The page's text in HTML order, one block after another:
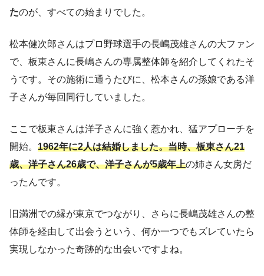
たのが、すべての始まりでした。
松本健次郎さんはプロ野球選手の長嶋茂雄さんの大ファン
で、板東さんに長嶋さんの専属整体師を紹介してくれたそ
うです。その施術に通うたびに、松本さんの孫娘である洋
子さんが毎回同行していました。
ここで板東さんは洋子さんに強く惹かれ、猛アプローチを
開始。 1962年に2人は結婚しました。当時、板東さん21
歳、洋子さん26歳で、洋子さんが5歳年上の姉さん女房だ
ったんです。
旧満洲での縁が東京でつながり、さらに長嶋茂雄さんの整
体師を経由して出会うという、何か一つでもズレていたら
実現しなかった奇跡的な出会いですよね。